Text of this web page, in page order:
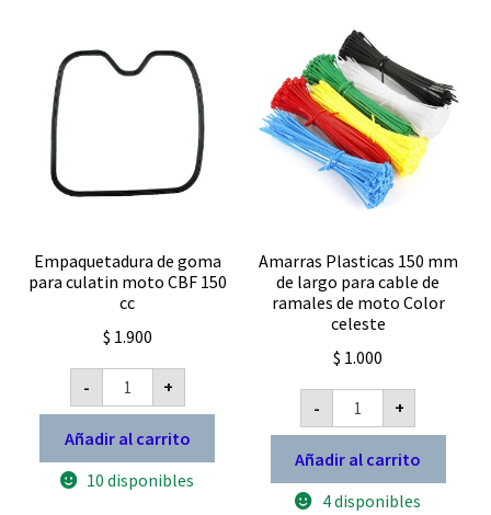
Empaquetadura de goma
para culatin moto CBF 150
cc
$ 1.900
-
Empaquetadura
goma
para
culatin
moto
CBF
+
Añadir al carrito
10 disponibles
Amarras Plasticas 150 mm
de largo para cable de
ramales de moto Color
celeste
$ 1.000
-
Amarras
Plasticas
150
mm
de
largo
para
+
Añadir al carrito
4 disponibles